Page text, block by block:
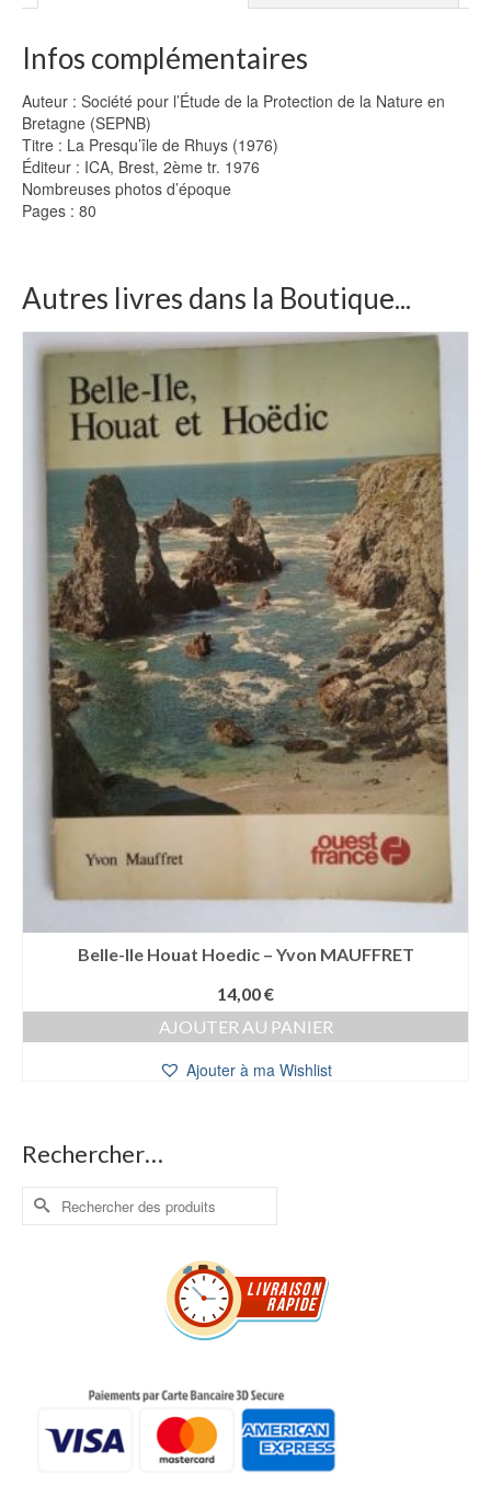
Infos complémentaires
Auteur : Société pour l’Étude de la Protection de la Nature en
Bretagne (SEPNB)
Titre : La Presqu’île de Rhuys (1976)
Éditeur : ICA, Brest, 2ème tr. 1976
Nombreuses photos d’époque
Pages : 80
Autres livres dans la Boutique...
Belle-Ile Houat Hoedic – Yvon MAUFFRET
14,00€
AJOUTER AU PANIER
Ajouter à ma Wishlist
Rechercher…
Rechercher :